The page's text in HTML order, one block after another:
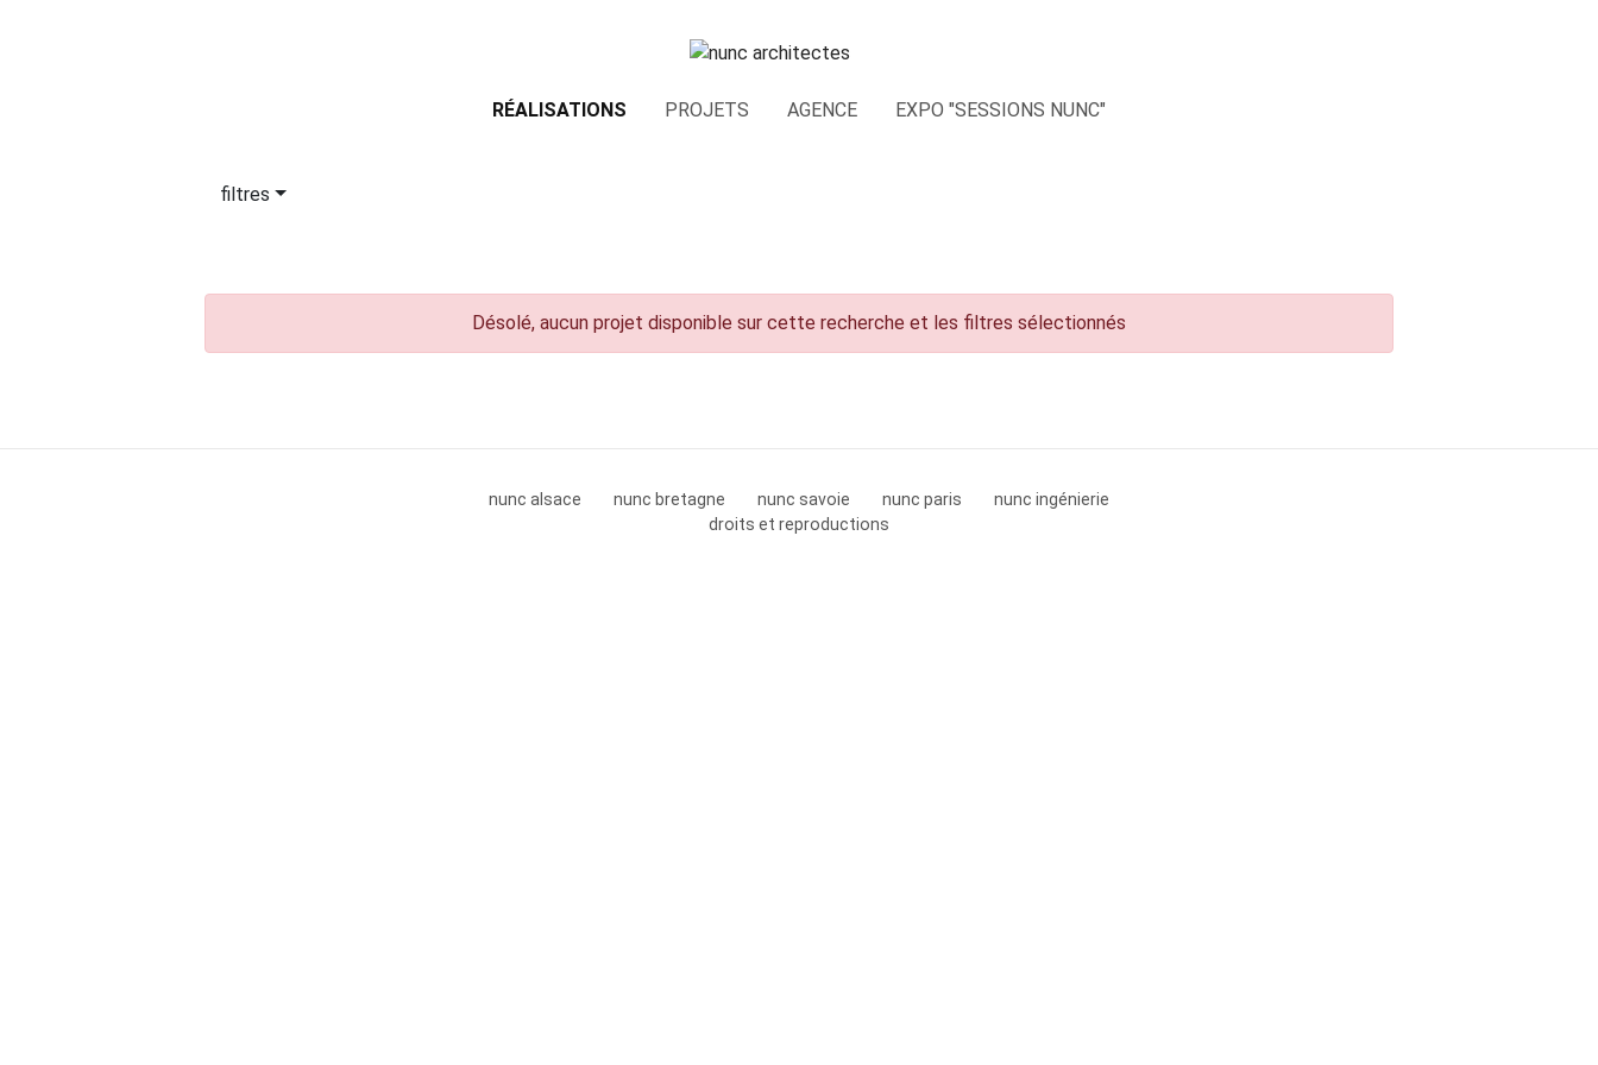
RÉALISATIONS PROJETS AGENCE EXPO "SESSIONS NUNC"
filtres
Désolé, aucun projet disponible sur cette recherche et les filtres sélectionnés
nunc alsace nunc bretagne nunc savoie nunc paris
nunc ingénierie
droits et reproductions